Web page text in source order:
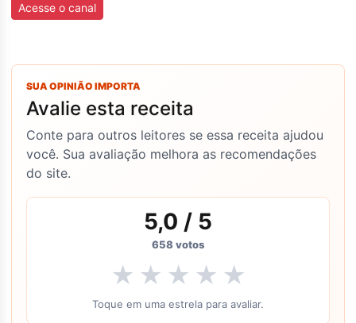
Acesse o canal
SUA OPINIÃO IMPORTA
Avalie esta receita
Conte para outros leitores se essa receita ajudou
você. Sua avaliação melhora as recomendações
do site.
5,0 / 5
658votos
★ ★ ★ ★ ★
Toque em uma estrela para avaliar.